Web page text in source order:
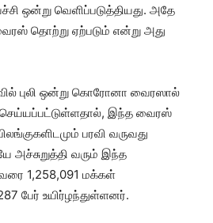
ஒன்று வெளிப்படுத்தியது. அதே
தொற்று ஏற்படும் என்று அது
புலி ஒன்று கொரோனா வைரஸால்
செய்யப்பட்டுள்ளதால், இந்த வைரஸ்
பரவி வருவது
அச்சுறுத்தி வரும் இந்த
1,258,091 மக்கள்
பேர் உயிர்ழந்துள்ளனர்.